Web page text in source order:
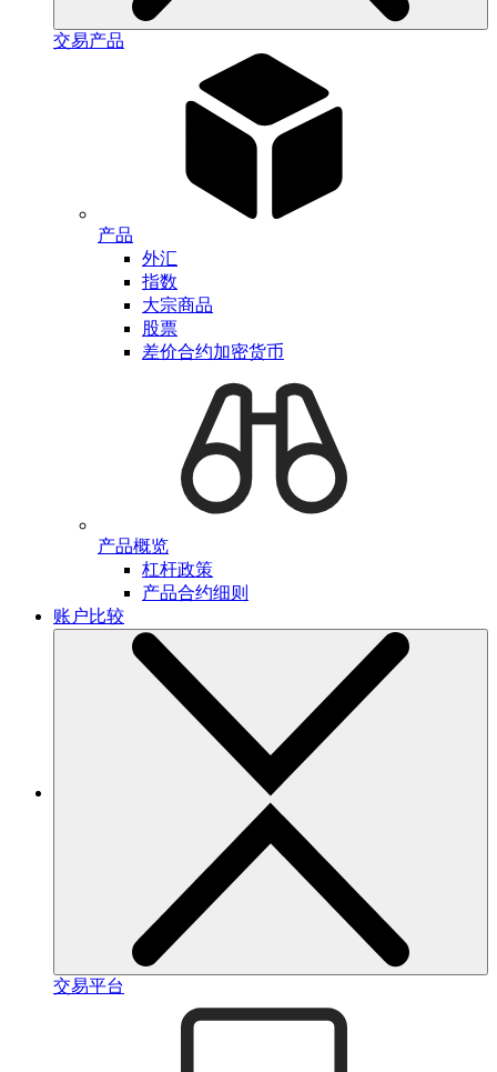
交易产品
产品
外汇
指数
大宗商品
股票
差价合约加密货币
产品概览
杠杆政策
产品合约细则
账户比较
交易平台